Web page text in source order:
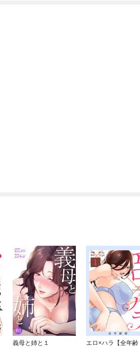
義母と姉と１
エロ×ハラ【全年齢